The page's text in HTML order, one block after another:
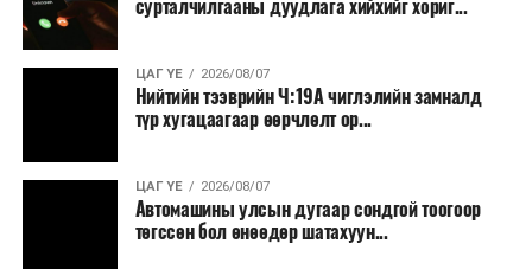
сурталчилгааны дуудлага хийхийг хориг...
ЦАГ ҮЕ 2026/08/07
Нийтийн тээврийн Ч:19А чиглэлийн замналд
түр хугацаагаар өөрчлөлт ор...
ЦАГ ҮЕ 2026/08/07
Автомашины улсын дугаар сондгой тоогоор
төгссөн бол өнөөдөр шатахуун...